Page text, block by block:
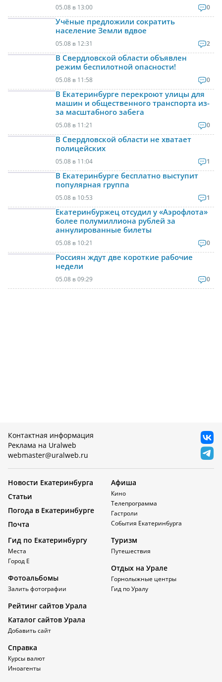
05.08 в 13:00 0
Учёные предложили сократить
население Земли вдвое
05.08 в 12:31 2
В Свердловской области объявлен
режим беспилотной опасности!
05.08 в 11:58 0
В Екатеринбурге перекроют улицы для
машин и общественного транспорта из-
за масштабного забега
05.08 в 11:21 0
В Свердловской области не хватает
полицейских
05.08 в 11:04 1
В Екатеринбурге бесплатно выступит
популярная группа
05.08 в 10:53 1
Екатеринбуржец отсудил у «Аэрофлота»
более полумиллиона рублей за
аннулированные билеты
05.08 в 10:21 0
Россиян ждут две короткие рабочие
недели
05.08 в 09:29 0
Контактная информация
Реклама на Uralweb
webmaster@uralweb.ru
Новости Екатеринбурга
Статьи
Погода в Екатеринбурге
Почта
Афиша
Кино
Телепрограмма
Гастроли
События Екатеринбурга
Гид по Екатеринбургу
Места
Город Е
Фотоальбомы
Залить фотографии
Туризм
Путешествия
Отдых на Урале
Горнолыжные центры
Гид по Уралу
Рейтинг сайтов Урала
Каталог сайтов Урала
Добавить сайт
Справка
Курсы валют
Иноагенты